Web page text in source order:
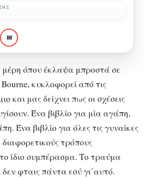
όπου έκλαψα
άλλους:
να αλλάξεις
να πεις όχι!
✉
μέρη όπου έκλαψα μπροστά σε
κυκλοφορεί από τις
και μας δείχνει πως οι σχέσεις
Ένα βιβλίο για μία αγάπη,
Ένα βιβλίο για όλες τις γυναίκες
τρόπους
ίδιο συμπέρασμα. Το τραύμα
φταις πάντα εσύ γι΄αυτό.